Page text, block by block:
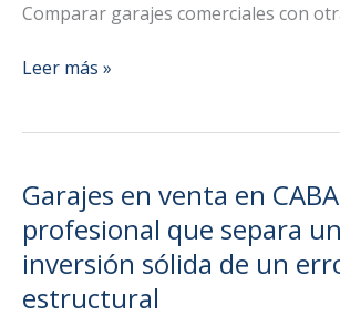
Comparar garajes comerciales con
Garajes
comparación
sin
marketing
Leer más »
Garajes en venta en
profesional que separa
inversión sólida de un
estructural